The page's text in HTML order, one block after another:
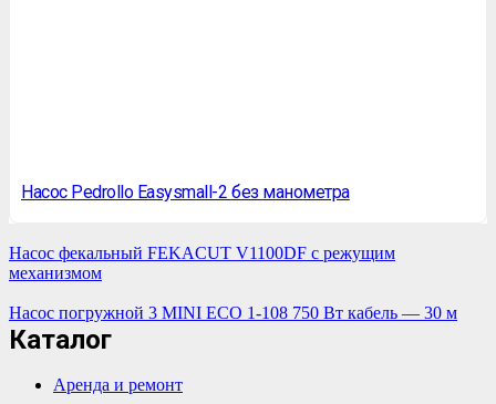
Насос Pedrollo Easysmall-2 без манометра
Насос фекальный FEKAСUT V1100DF с режущим
механизмом
Насос погружной 3 MINI ECO 1-108 750 Вт кабель — 30 м
Каталог
Аренда и ремонт